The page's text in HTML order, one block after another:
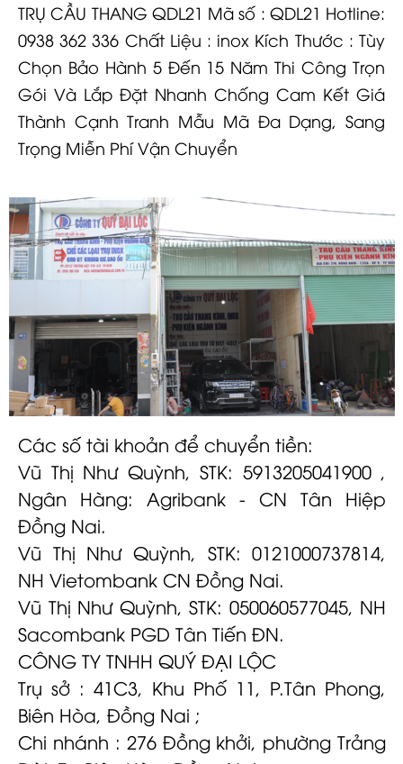
TRỤ CẦU THANG QDL21 Mã số : QDL21 Hotline:
0938 362 336 Chất Liệu : inox Kích Thước : Tùy
Chọn Bảo Hành 5 Đến 15 Năm Thi Công Trọn
Gói Và Lắp Đặt Nhanh Chống Cam Kết Giá
Thành Cạnh Tranh Mẫu Mã Đa Dạng, Sang
Trọng Miễn Phí Vận Chuyển
Các số tài khoản để chuyển tiền:
Vũ Thị Như Quỳnh, STK: 5913205041900 ,
Ngân Hàng: Agribank - CN Tân Hiệp
Đồng Nai.
Vũ Thị Như Quỳnh, STK: 0121000737814,
NH Vietombank CN Đồng Nai.
Vũ Thị Như Quỳnh, STK: 050060577045, NH
Sacombank PGD Tân Tiến ĐN.
CÔNG TY TNHH QUÝ ĐẠI LỘC
Trụ sở : 41C3, Khu Phố 11, P.Tân Phong,
Biên Hòa, Đồng Nai ;
Chi nhánh : 276 Đồng khởi, phường Trảng